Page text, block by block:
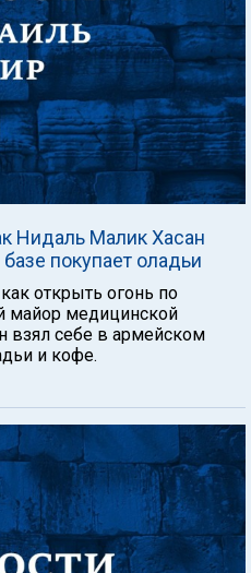
Нидаль Малик Хасан
покупает оладьи
открыть огонь по
майор медицинской
взял себе в армейском
и кофе.